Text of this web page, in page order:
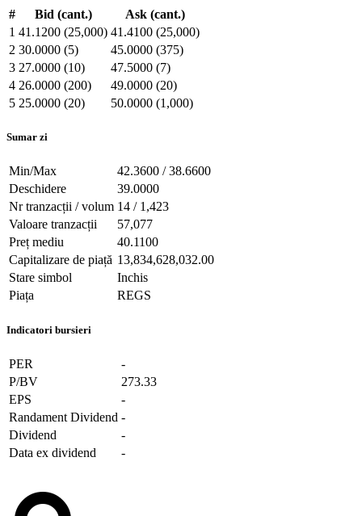
# Bid (cant.)
Ask (cant.)
1 41.1200 (25,000) 41.4100 (25,000)
2 30.0000 (5)
45.0000 (375)
3 27.0000 (10)
47.5000 (7)
4 26.0000 (200)
49.0000 (20)
5 25.0000 (20) 50.0000 (1,000)
Sumar zi
Min/Max
42.3600 / 38.6600
Deschidere
39.0000
Nr tranzacții / volum 14 / 1,423
Valoare tranzacții
57,077
Preț mediu
40.1100
Capitalizare de piață 13,834,628,032.00
Stare simbol
Inchis
Piața
REGS
Indicatori bursieri
PER
-
P/BV
273.33
EPS
-
Randament Dividend -
Dividend
-
Data ex dividend
-